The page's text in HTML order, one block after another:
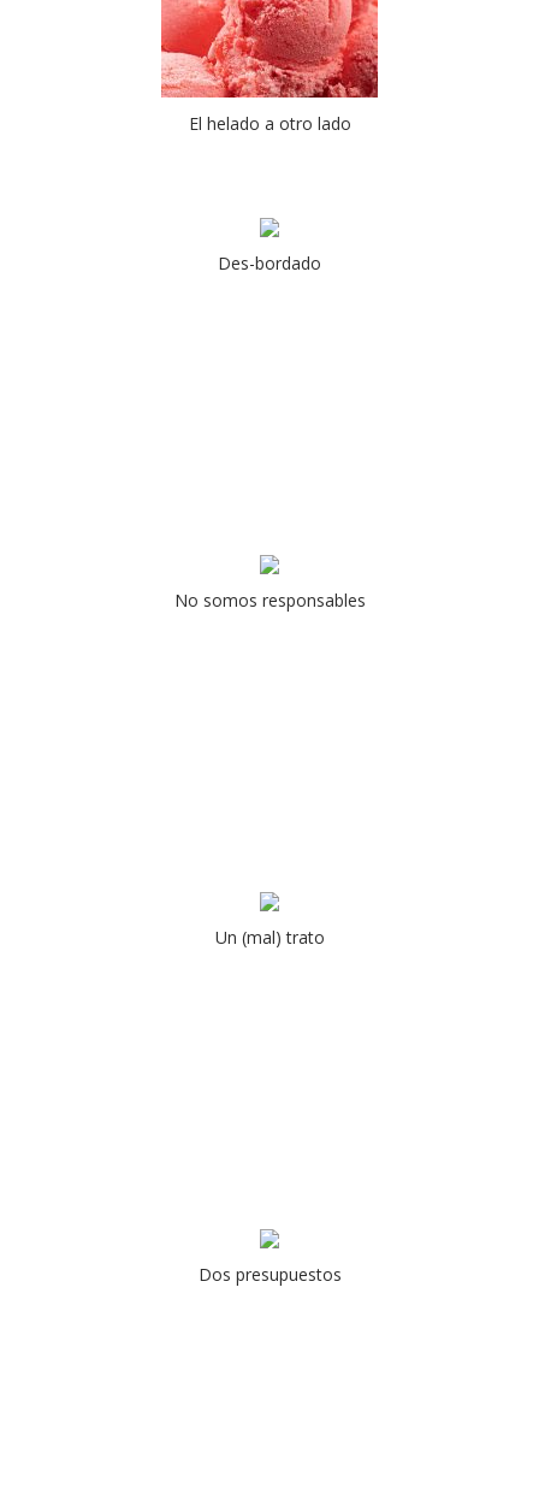
El helado a otro lado
Des-bordado
No somos responsables
Un (mal) trato
Dos presupuestos